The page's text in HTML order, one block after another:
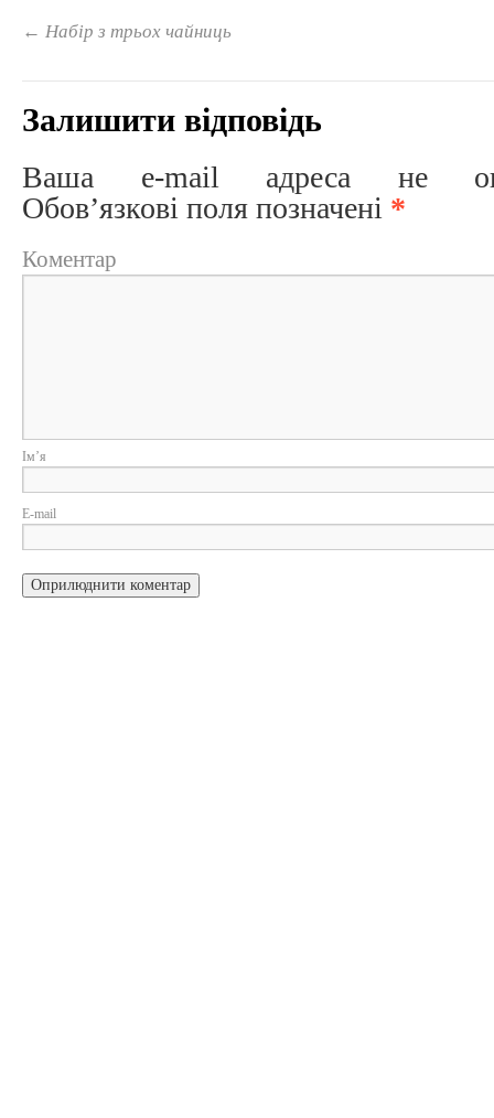
← Набiр з трьох чайниць
Залишити відповідь
Ваша e-mail адреса не
Обов’язкові поля позначені *
Коментар
E-